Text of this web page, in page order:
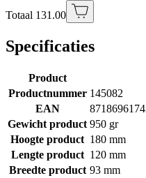
Totaal 131.00
Specificaties
Product
Productnummer 145082
EAN
Gewicht product 950 gr
Hoogte product 180 mm
Lengte product 120 mm
Breedte product 93 mm